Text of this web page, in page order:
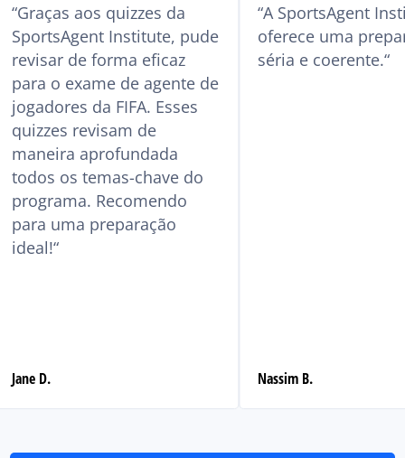
Graças aos quizzes da
SportsAgent Institute, pude
revisar de forma eficaz
para o exame de agente de
jogadores da FIFA. Esses
quizzes revisam de
maneira aprofundada
todos os temas-chave do
programa. Recomendo
para uma preparação
A
oferece
séria e